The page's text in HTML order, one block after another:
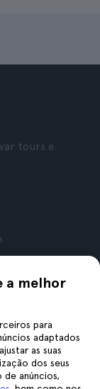
a melhor
para
adaptados
as suas
dos seus
de anúncios,
tours e